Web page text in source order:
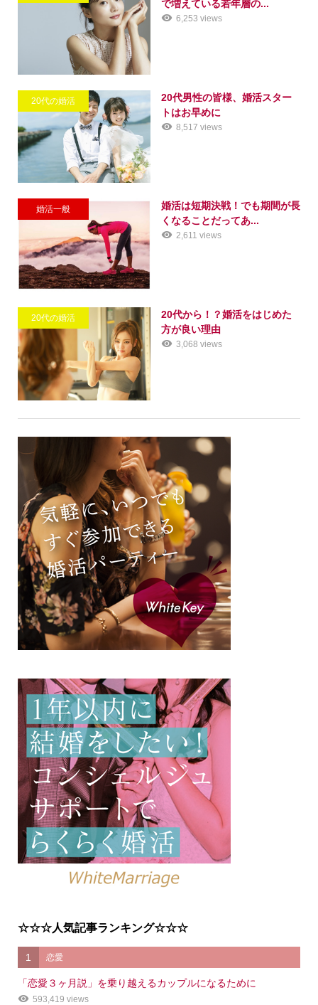
で増えている若年層の...
6,253 views
20代の婚活
20代男性の皆様、婚活スター
トはお早めに
8,517 views
婚活一般
婚活は短期決戦！でも期間が長
くなることだってあ...
2,611 views
20代の婚活
20代から！？婚活をはじめた
方が良い理由
3,068 views
☆☆☆人気記事ランキング☆☆☆
1 恋愛
「恋愛３ヶ月説」を乗り越えるカップルになるために
593,419 views